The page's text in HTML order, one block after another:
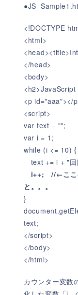
<!DOCTYPE
<html>
</head>
<body>
<p id="aaa"></
<script>
var text = "";
var i = 1;
while (i <= 10) {
text += i + "回
i++; //←ここ
と。。。
}
text;
</script>
</body>
</html>
カウンター変数